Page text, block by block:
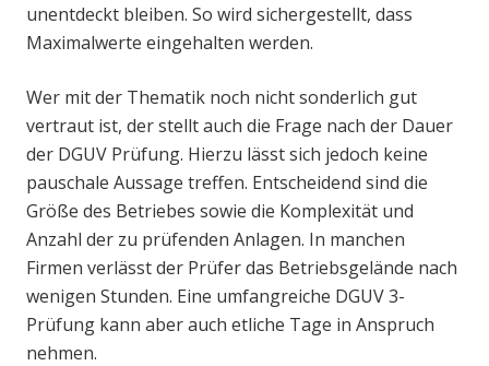
unentdeckt bleiben. So wird sichergestellt, dass
Maximalwerte eingehalten werden.
Wer mit der Thematik noch nicht sonderlich gut
vertraut ist, der stellt auch die Frage nach der Dauer
der DGUV Prüfung. Hierzu lässt sich jedoch keine
pauschale Aussage treffen. Entscheidend sind die
Größe des Betriebes sowie die Komplexität und
Anzahl der zu prüfenden Anlagen. In manchen
Firmen verlässt der Prüfer das Betriebsgelände nach
wenigen Stunden. Eine umfangreiche DGUV 3-
Prüfung kann aber auch etliche Tage in Anspruch
nehmen.